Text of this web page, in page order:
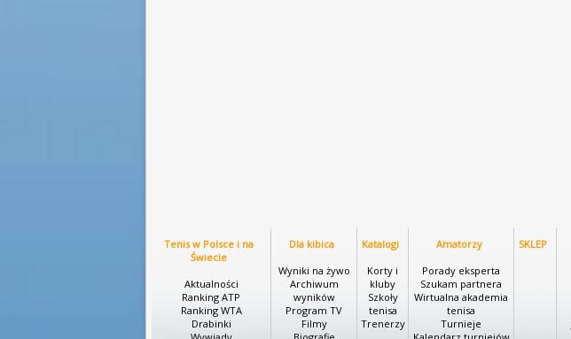
Tenis w Polsce i na
Świecie
Aktualności
Ranking ATP
Ranking WTA
Drabinki
Dla kibica
Wyniki na żywo
Archiwum
wyników
Program TV
Filmy
Katalogi
Korty i
kluby
Szkoły
tenisa
Trenerzy
Amatorzy
Porady eksperta
Szukam partnera
Wirtualna akademia
tenisa
Turnieje
SKLEP